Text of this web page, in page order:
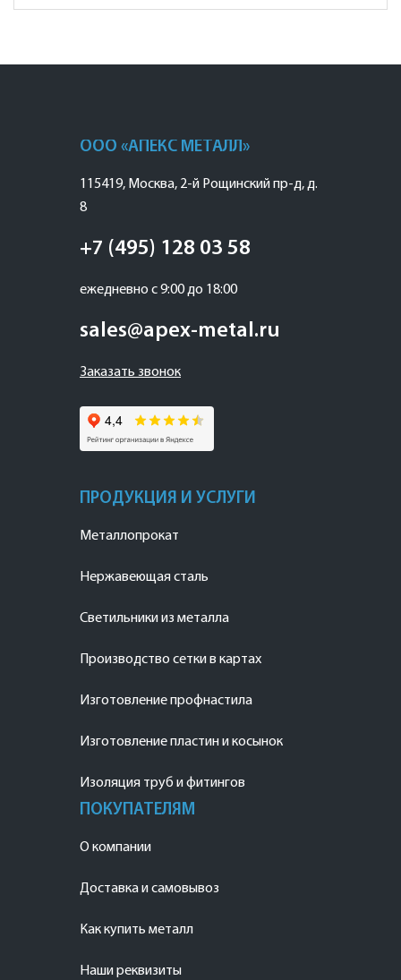
ООО «АПЕКС МЕТАЛЛ»
115419, Москва, 2-й Рощинский пр-д, д.
8
+7 (495) 128 03 58
ежедневно с 9:00 до 18:00
sales@apex-metal.ru
Заказать звонок
ПРОДУКЦИЯ И УСЛУГИ
Металлопрокат
Нержавеющая сталь
Светильники из металла
Производство сетки в картах
Изготовление профнастила
Изготовление пластин и косынок
Изоляция труб и фитингов
ПОКУПАТЕЛЯМ
О компании
Доставка и самовывоз
Как купить металл
Наши реквизиты